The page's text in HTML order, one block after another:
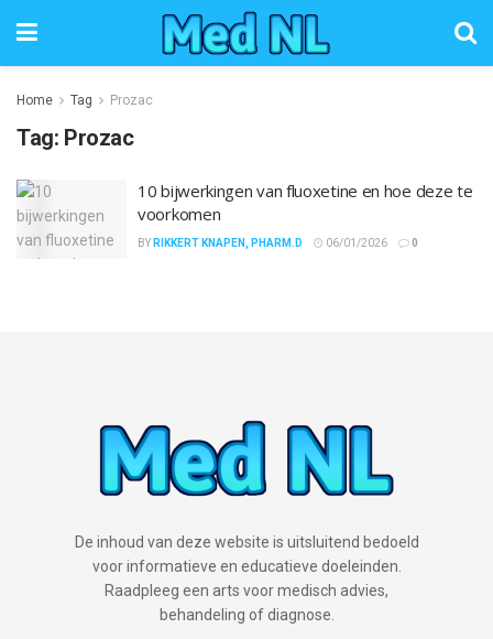
Home Tag Prozac
Tag: Prozac
10 bijwerkingen van fluoxetine en hoe deze te
voorkomen
BY RIKKERT KNAPEN, PHARM.D 06/01/2026 0
De inhoud van deze website is uitsluitend bedoeld
voor informatieve en educatieve doeleinden.
Raadpleeg een arts voor medisch advies,
behandeling of diagnose.